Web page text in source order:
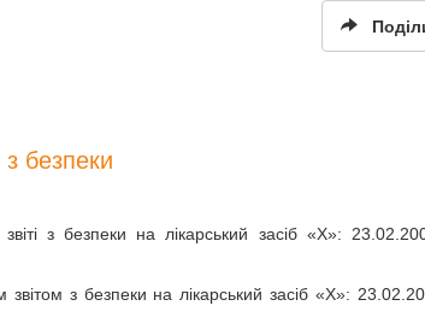
з безпеки
з безпеки на лікарський засіб «X»:
з безпеки на лікарський засіб «X»: